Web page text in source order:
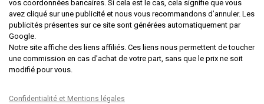
vos coordonnées bancaires. Si cela est le cas, cela signifie que vous
avez cliqué sur une publicité et nous vous recommandons d’annuler. Les
publicités présentes sur ce site sont générées automatiquement par
Google.
Notre site affiche des liens affiliés. Ces liens nous permettent de toucher
une commission en cas d'achat de votre part, sans que le prix ne soit
modifié pour vous.
Confidentialité et Mentions légales